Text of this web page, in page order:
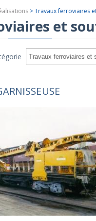
>Travaux ferroviaires
et